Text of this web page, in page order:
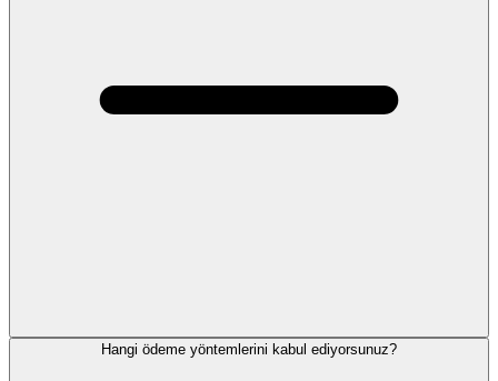
Hangi ödeme yöntemlerini kabul ediyorsunuz?